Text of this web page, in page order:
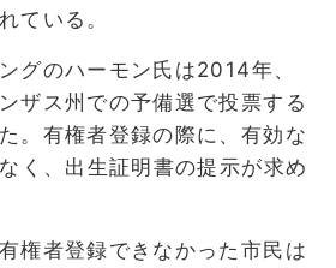
ている。
グのハーモン氏は2014年、
ザス州での予備選で投票する
。有権者登録の際に、有効な
く、出生証明書の提示が求め
権者登録できなかった市民は